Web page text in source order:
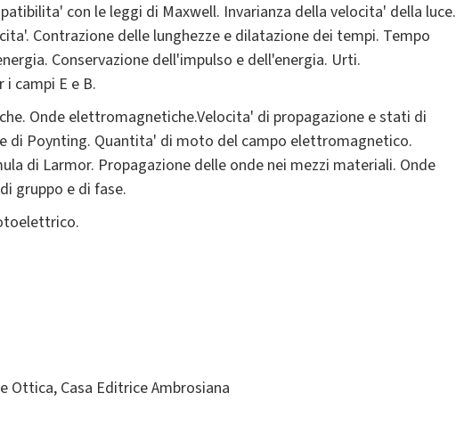
con le leggi di Maxwell. Invarianza della velocita' della luce.
Contrazione delle lunghezze e dilatazione dei tempi. Tempo
Conservazione dell'impulso e dell'energia. Urti.
campi E e B.
Onde elettromagnetiche.Velocita' di propagazione e stati di
di Poynting. Quantita' di moto del campo elettromagnetico.
di Larmor. Propagazione delle onde nei mezzi materiali. Onde
gruppo e di fase.
Ottica, Casa Editrice Ambrosiana